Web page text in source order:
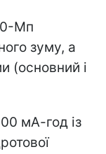
Мп
зуму, а
(основний і
мА-год із